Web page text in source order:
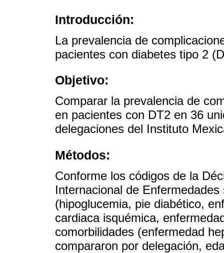
Introducción:
La prevalencia de
pacientes con diabetes tipo 2
Objetivo:
Comparar la prevalencia de
en pacientes con DT2 en 36
delegaciones del Instituto
Métodos:
Conforme los códigos de la
Internacional de
(hipoglucemia, pie diabético,
cardiaca isquémica,
comorbilidades (enfermedad
compararon por delegación,